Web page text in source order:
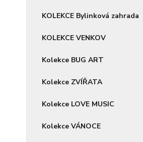
KOLEKCE Bylinková zahrada
KOLEKCE VENKOV
Kolekce BUG ART
Kolekce ZVÍŘATA
Kolekce LOVE MUSIC
Kolekce VÁNOCE